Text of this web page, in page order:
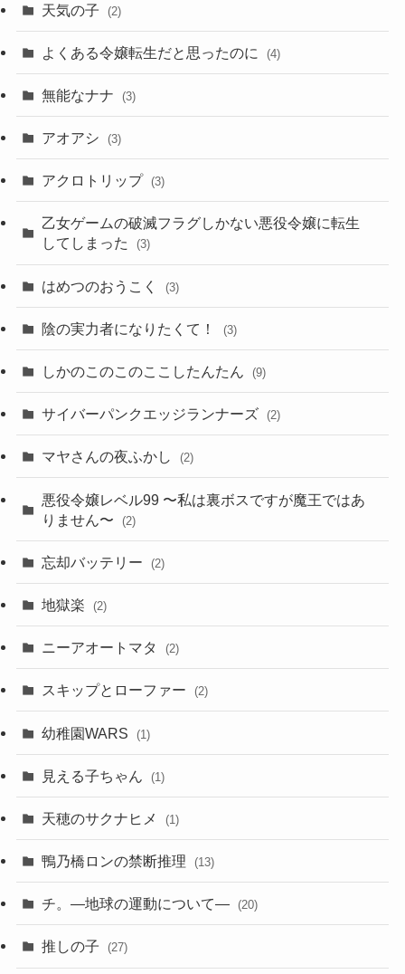
天気の子 (2)
よくある令嬢転生だと思ったのに (4)
無能なナナ (3)
アオアシ (3)
アクロトリップ (3)
乙女ゲームの破滅フラグしかない悪役令嬢に転生
してしまった
(3)
はめつのおうこく (3)
陰の実力者になりたくて！ (3)
しかのこのこのここしたんたん (9)
サイバーパンクエッジランナーズ (2)
マヤさんの夜ふかし (2)
悪役令嬢レベル99 〜私は裏ボスですが魔王ではあ
りません〜
(2)
忘却バッテリー (2)
地獄楽 (2)
ニーアオートマタ (2)
スキップとローファー (2)
幼稚園WARS (1)
見える子ちゃん (1)
天穂のサクナヒメ (1)
鴨乃橋ロンの禁断推理 (13)
チ。―地球の運動について― (20)
推しの子 (27)